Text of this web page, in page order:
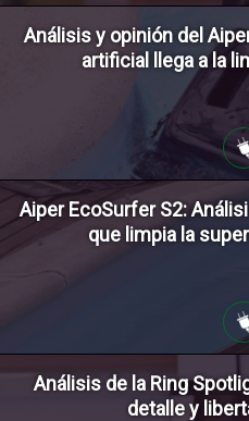
Análisis y opinión del
artificial llega a la
Aiper EcoSurfer S2:
que limpia la
Análisis de la Ring
detalle y